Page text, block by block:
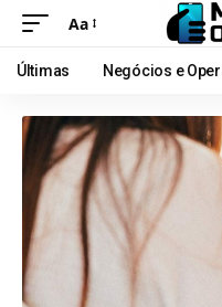
Aa
Últimas Negócios e